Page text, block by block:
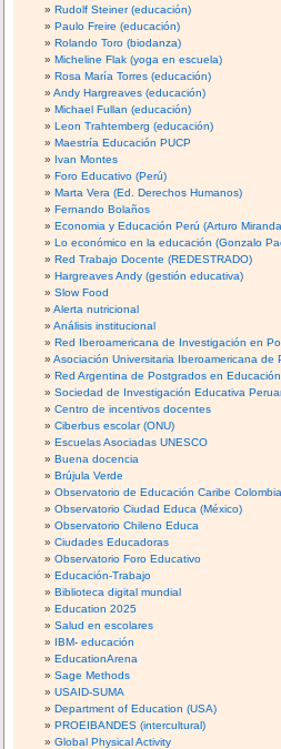
Rudolf Steiner (educación)
Paulo Freire (educación)
Rolando Toro (biodanza)
Micheline Flak (yoga en escuela)
Rosa María Torres (educación)
Andy Hargreaves (educación)
Michael Fullan (educación)
Leon Trahtemberg (educación)
Maestría Educación PUCP
Ivan Montes
Foro Educativo (Perú)
Marta Vera (Ed. Derechos Humanos)
Fernando Bolaños
Economia y Educación Perú (Arturo
Lo económico en la educación (Gonzalo
Red Trabajo Docente (REDESTRADO)
Hargreaves Andy (gestión educativa)
Slow Food
Alerta nutricional
Análisis institucional
Red Iberoamericana de Investigación en
Asociación Universitaria Iberoamericana de
Red Argentina de Postgrados en
Sociedad de Investigación Educativa
Centro de incentivos docentes
Ciberbus escolar (ONU)
Escuelas Asociadas UNESCO
Buena docencia
Brújula Verde
Observatorio de Educación Caribe
Observatorio Ciudad Educa (México)
Observatorio Chileno Educa
Ciudades Educadoras
Observatorio Foro Educativo
Educación-Trabajo
Biblioteca digital mundial
Education 2025
Salud en escolares
IBM- educación
EducationArena
Sage Methods
USAID-SUMA
Department of Education (USA)
PROEIBANDES (intercultural)
Global Physical Activity